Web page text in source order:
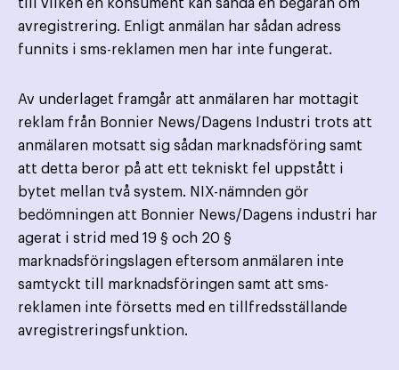
till vilken en konsument kan sända en begäran om
avregistrering. Enligt anmälan har sådan adress
funnits i sms-reklamen men har inte fungerat.
Av underlaget framgår att anmälaren har mottagit
reklam från Bonnier News/Dagens Industri trots att
anmälaren motsatt sig sådan marknadsföring samt
att detta beror på att ett tekniskt fel uppstått i
bytet mellan två system. NIX-nämnden gör
bedömningen att Bonnier News/Dagens industri har
agerat i strid med 19 § och 20 §
marknadsföringslagen eftersom anmälaren inte
samtyckt till marknadsföringen samt att sms-
reklamen inte försetts med en tillfredsställande
avregistreringsfunktion.